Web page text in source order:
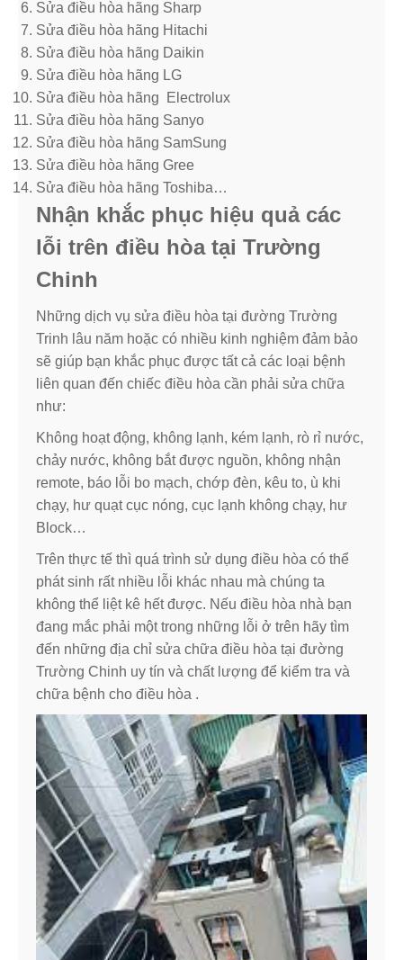
Sửa điều hòa hãng Sharp
Sửa điều hòa hãng Hitachi
Sửa điều hòa hãng Daikin
Sửa điều hòa hãng LG
Sửa điều hòa hãng Electrolux
Sửa điều hòa hãng Sanyo
Sửa điều hòa hãng SamSung
Sửa điều hòa hãng Gree
Sửa điều hòa hãng Toshiba…
Nhận khắc phục hiệu quả các
lỗi trên điều hòa tại Trường
Chinh
Những dịch vụ sửa điều hòa tại đường Trường
Trinh lâu năm hoặc có nhiều kinh nghiệm đảm bảo
sẽ giúp bạn khắc phục được tất cả các loại bệnh
liên quan đến chiếc điều hòa cần phải sửa chữa
như:
Không hoạt động, không lạnh, kém lạnh, rò rỉ nước,
chảy nước, không bắt được nguồn, không nhận
remote, báo lỗi bo mạch, chớp đèn, kêu to, ù khi
chạy, hư quạt cục nóng, cục lạnh không chạy, hư
Block…
Trên thực tế thì quá trình sử dụng điều hòa có thể
phát sinh rất nhiều lỗi khác nhau mà chúng ta
không thể liệt kê hết được. Nếu điều hòa nhà bạn
đang mắc phải một trong những lỗi ở trên hãy tìm
đến những địa chỉ sửa chữa điều hòa tại đường
Trường Chinh uy tín và chất lượng để kiểm tra và
chữa bệnh cho điều hòa .